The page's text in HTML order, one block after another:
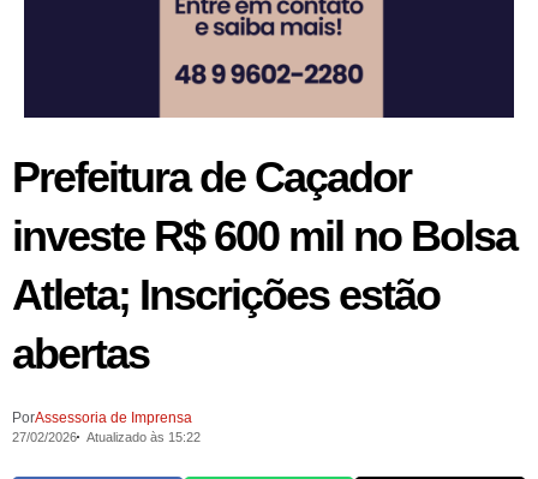
Prefeitura de Caçador
investe R$ 600 mil no Bolsa
Atleta; Inscrições estão
abertas
PorAssessoria de Imprensa
27/02/2026 Atualizado às 15:22